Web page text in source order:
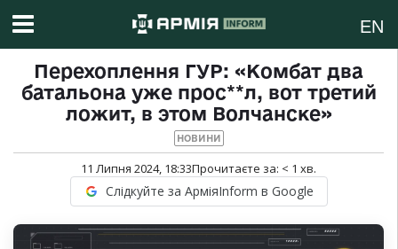
EN
Перехоплення ГУР: «Комбат два
батальона уже прос**л, вот третий
ложит, в этом Волчанске»
НОВИНИ
11 Липня 2024, 18:33Прочитаєте за: < 1 хв.
Слідкуйте за АрміяInform в Google